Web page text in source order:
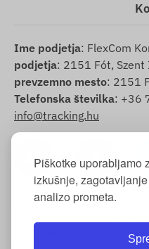
Piškotke uporabljamo
izkušnje,
analizo prometa.
Ime podjetja: FlexCom
podjetja: 2151 Fót, Szent
prevzemno mesto: 2151
Telefonska številka: +36
info@tracking.hu
Ltd., Vse pravice pridržane.